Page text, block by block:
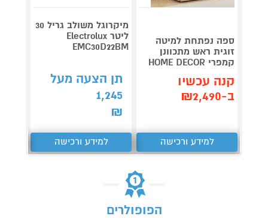
ספה נפתחת למיטה
זוגית ראש מתכוונן
קמפרי HOME DECOR
קנה עכשיו
ב-₪2,490
למידע ורכישה
מיקרוגל משולב גריל 30
ליטר Electrolux
EMC30D22BM
תן הצעה מעל
1,245
₪
למידע ורכישה
הפופולרים